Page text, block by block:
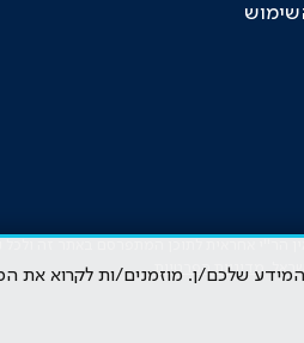
מדיניות הפרטיות
שלכם/ן. מוזמנים/ות לקרוא את